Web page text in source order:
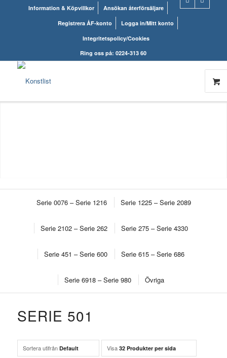
Information & Köpvillkor
Ansökan återförsäljare
Registrera ÅF-konto
Logga in/Mitt konto
Integritetspolicy/Cookies
Ring oss på: 0224-313 60
Serie 0076 – Serie 1216 Serie 1225 – Serie 2089
Serie 2102 – Serie 262 Serie 275 – Serie 4330
Serie 451 – Serie 600 Serie 615 – Serie 686
Serie 6918 – Serie 980 Övriga
RAMLIST – KONSTLIST
Välkommen att utforska vårt sortiment av våra egna ramlister.
SERIE 501
Sortera utifrån Default Visa 32 Produkter per sida